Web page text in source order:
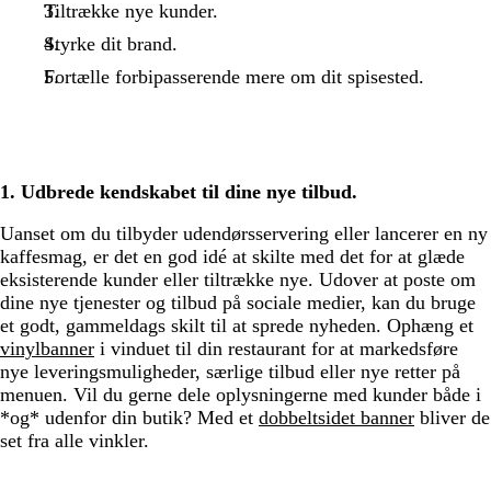
Tiltrække nye kunder.
Styrke dit brand.
Fortælle forbipasserende mere om dit spisested.
1. Udbrede kendskabet til dine nye tilbud.
Uanset om du tilbyder udendørsservering eller lancerer en ny
kaffesmag, er det en god idé at skilte med det for at glæde
eksisterende kunder eller tiltrække nye. Udover at poste om
dine nye tjenester og tilbud på sociale medier, kan du bruge
et godt, gammeldags skilt til at sprede nyheden. Ophæng et
vinylbanner i vinduet til din restaurant for at markedsføre
nye leveringsmuligheder, særlige tilbud eller nye retter på
menuen. Vil du gerne dele oplysningerne med kunder både i
*og* udenfor din butik? Med et dobbeltsidet banner bliver de
set fra alle vinkler.